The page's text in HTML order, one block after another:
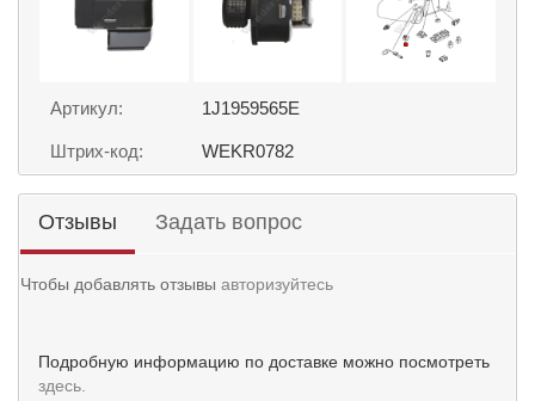
Артикул: 1J1959565E
Штрих-код: WEKR0782
Отзывы Задать вопрос
Чтобы добавлять отзывы авторизуйтесь
Подробную информацию по доставке можно посмотреть
здесь.